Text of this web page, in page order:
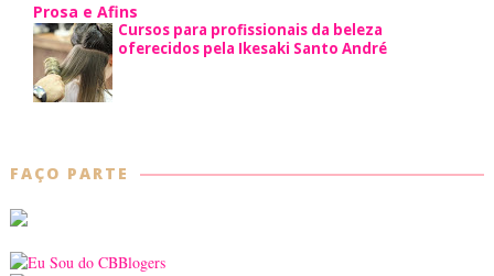
Prosa e Afins
Cursos para profissionais da beleza
oferecidos pela Ikesaki Santo André
FAÇO PARTE